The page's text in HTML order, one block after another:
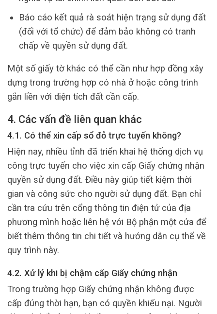
Báo cáo kết quả rà soát hiện trạng sử dụng đất
(đối với tổ chức) để đảm bảo không có tranh
chấp về quyền sử dụng đất.
Một số giấy tờ khác có thể cần như hợp đồng xây
dựng trong trường hợp có nhà ở hoặc công trình
gắn liền với diện tích đất cần cấp.
4. Các vấn đề liên quan khác
4.1. Có thể xin cấp sổ đỏ trực tuyến không?
Hiện nay, nhiều tỉnh đã triển khai hệ thống dịch vụ
công trực tuyến cho việc xin cấp Giấy chứng nhận
quyền sử dụng đất. Điều này giúp tiết kiệm thời
gian và công sức cho người sử dụng đất. Bạn chỉ
cần tra cứu trên cổng thông tin điện tử của địa
phương mình hoặc liên hệ với Bộ phận một cửa để
biết thêm thông tin chi tiết và hướng dẫn cụ thể về
quy trình này.
4.2. Xử lý khi bị chậm cấp Giấy chứng nhận
Trong trường hợp Giấy chứng nhận không được
cấp đúng thời hạn, bạn có quyền khiếu nại. Người